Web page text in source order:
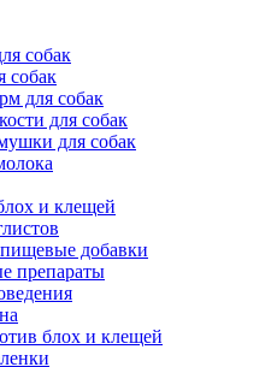
собак
собак
для собак
для собак
для собак
и клещей
добавки
препараты
блох и клещей